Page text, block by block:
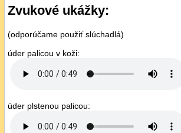
Zvukové ukážky:
(odporúčame použiť slúchadlá)
úder palicou v koži:
úder plstenou palicou: